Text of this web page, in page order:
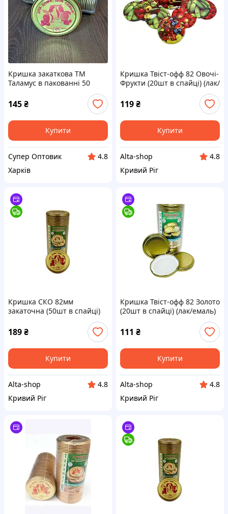
Кришка закаткова ТМ
Таламус в пакованні 50
145₴
Купити
Супер Оптовик
4.8
Харків
Кришка Твіст-офф 82 Овочі-
Фрукти (20шт в спайці) (лак/
119₴
Купити
Alta-shop
4.8
Кривий Ріг
Кришка СКО 82мм
закаточна (50шт в спайці)
189₴
Купити
Alta-shop
4.8
Кривий Ріг
Кришка Твіст-офф 82 Золото
(20шт в спайці) (лак/емаль)
111 ₴
Купити
Alta-shop
4.8
Кривий Ріг